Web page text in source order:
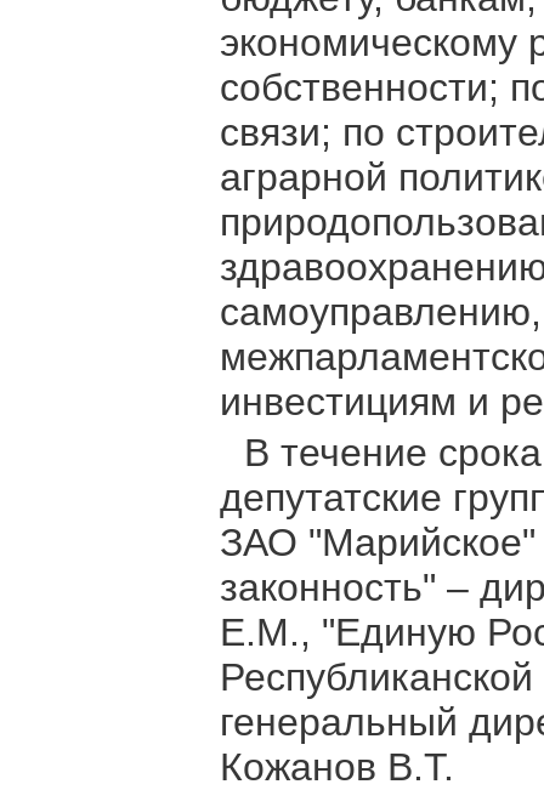
экономическому
собственности;
связи; по
аграрной
инвестициям и
В течение
депутатские
ЗАО
законность" –
Е.М., "Единую
генеральный
Кожанов В.Т.